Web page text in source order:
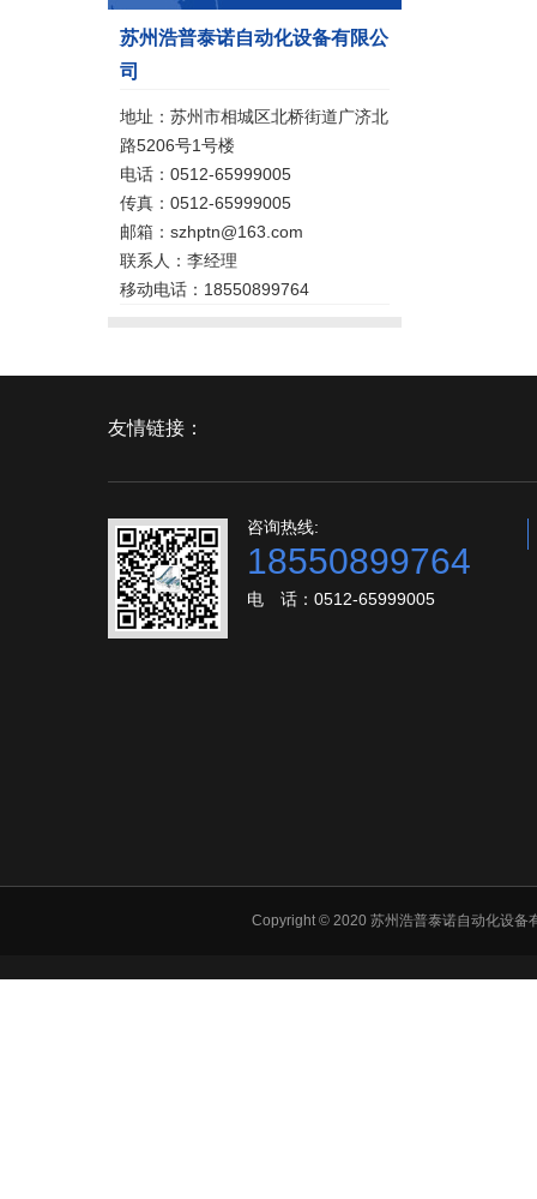
苏州浩普泰诺自动化设备有限公
司
地址：苏州市相城区北桥街道广济北
路5206号1号楼
电话：0512-65999005
传真：0512-65999005
邮箱：szhptn@163.com
联系人：李经理
移动电话：18550899764
友情链接：
咨询热线:
18550899764
电 话：0512-65999005
Copyright © 2020 苏州浩普泰诺自动化设